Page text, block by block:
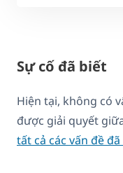
Sự cố đã biết
Hiện tại, không có
được giải quyết
tất cả các vấn đề